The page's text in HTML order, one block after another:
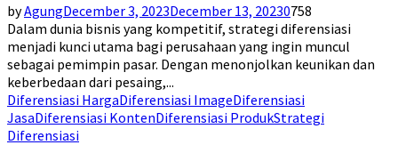
byAgungDecember 3, 2023December 13, 20230758
Dalam dunia bisnis yang kompetitif, strategi diferensiasi
menjadi kunci utama bagi perusahaan yang ingin muncul
sebagai pemimpin pasar. Dengan menonjolkan keunikan dan
keberbedaan dari pesaing,...
Diferensiasi HargaDiferensiasi ImageDiferensiasi
JasaDiferensiasi KontenDiferensiasi ProdukStrategi
Diferensiasi